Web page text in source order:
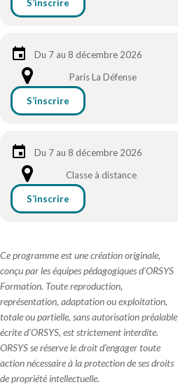
S’inscrire
Du 7 au 8 décembre 2026
Paris La Défense
S’inscrire
Du 7 au 8 décembre 2026
Classe à distance
S’inscrire
Ce programme est une création originale,
conçu par les équipes pédagogiques d'ORSYS
Formation. Toute reproduction,
représentation, adaptation ou exploitation,
totale ou partielle, sans autorisation préalable
écrite d'ORSYS, est strictement interdite.
ORSYS se réserve le droit d'engager toute
action nécessaire à la protection de ses droits
de propriété intellectuelle.